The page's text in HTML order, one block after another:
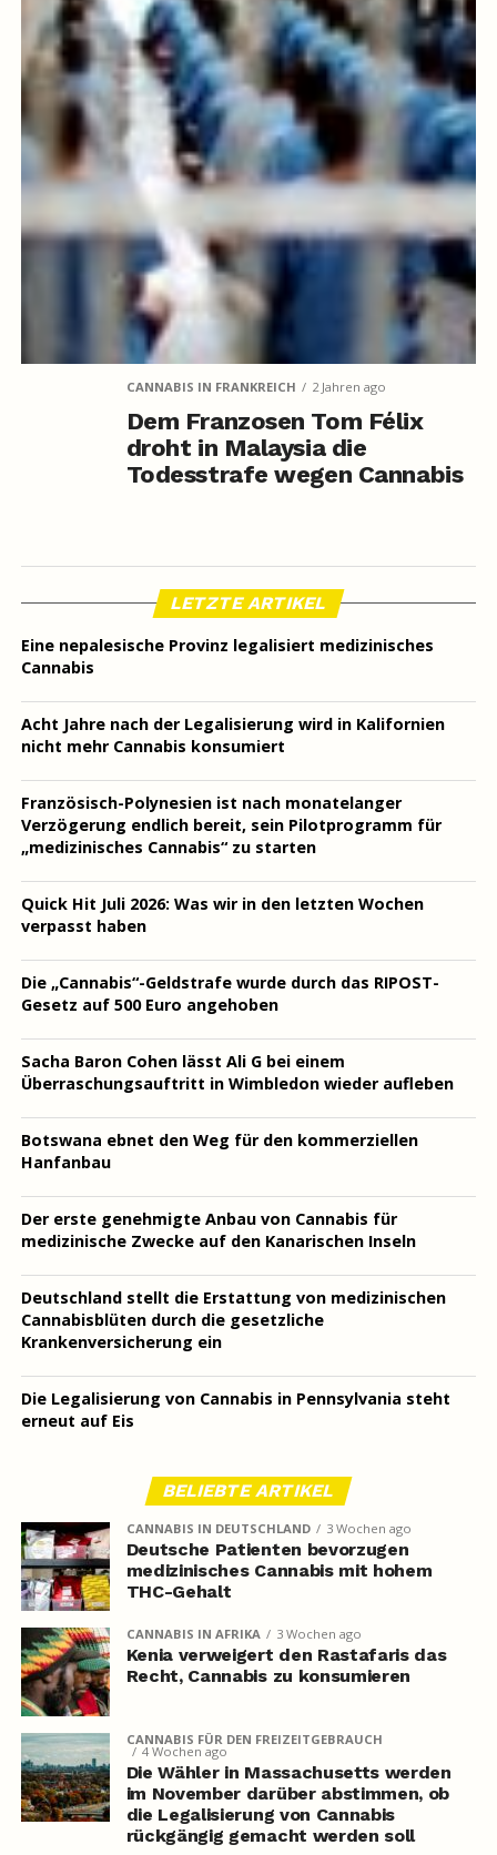
CANNABIS IN FRANKREICH 2 Jahren ago
Dem Franzosen Tom Félix
droht in Malaysia die
Todesstrafe wegen Cannabis
LETZTE ARTIKEL
Eine nepalesische Provinz legalisiert medizinisches
Cannabis
Acht Jahre nach der Legalisierung wird in Kalifornien
nicht mehr Cannabis konsumiert
Französisch-Polynesien ist nach monatelanger
Verzögerung endlich bereit, sein Pilotprogramm für
„medizinisches Cannabis“ zu starten
Quick Hit Juli 2026: Was wir in den letzten Wochen
verpasst haben
Die „Cannabis“-Geldstrafe wurde durch das RIPOST-
Gesetz auf 500 Euro angehoben
Sacha Baron Cohen lässt Ali G bei einem
Überraschungsauftritt in Wimbledon wieder aufleben
Botswana ebnet den Weg für den kommerziellen
Hanfanbau
Der erste genehmigte Anbau von Cannabis für
medizinische Zwecke auf den Kanarischen Inseln
Deutschland stellt die Erstattung von medizinischen
Cannabisblüten durch die gesetzliche
Krankenversicherung ein
Die Legalisierung von Cannabis in Pennsylvania steht
erneut auf Eis
BELIEBTE ARTIKEL
CANNABIS IN DEUTSCHLAND 3 Wochen ago
Deutsche Patienten bevorzugen
medizinisches Cannabis mit hohem
THC-Gehalt
CANNABIS IN AFRIKA 3 Wochen ago
Kenia verweigert den Rastafaris das
Recht, Cannabis zu konsumieren
CANNABIS FÜR DEN FREIZEITGEBRAUCH
4 Wochen ago
Die Wähler in Massachusetts werden
im November darüber abstimmen, ob
die Legalisierung von Cannabis
rückgängig gemacht werden soll